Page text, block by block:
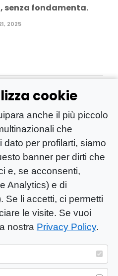
cookie
anche il più piccolo
che
per profilarti, siamo
banner per dirti che
e, se acconsenti,
Analytics) e di
Se li accetti, ci permetti
le visite. Se vuoi
nostra Privacy Policy.
senza fondamenta.
2025
è una testata
di Mastino S.R.L.
Santa Maria